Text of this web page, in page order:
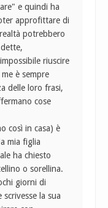
e quindi ha
approfittare di
potrebbero
riuscire
è sempre
delle loro frasi,
cose
così in casa) è
mia figlia
ha chiesto
o sorellina.
giorni di
la sua